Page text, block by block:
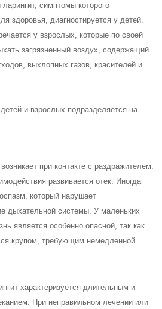
симптомы которого
здоровья, диагностируется у детей.
у взрослых, которые по своей
загрязненный воздух, содержащий
выхлопных газов, красителей и
и взрослых подразделяется на
при контакте с раздражителем.
развивается отек. Иногда
который нарушает
дыхательной системы. У маленьких
является особенно опасной, так как
крупом, требующим немедленной
характеризуется длительным и
При неправильном лечении или